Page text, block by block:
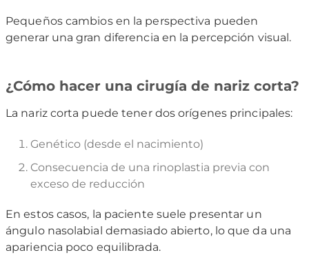
Pequeños cambios en la perspectiva pueden
generar una gran diferencia en la percepción visual.
¿Cómo hacer una cirugía de nariz corta?
La nariz corta puede tener dos orígenes principales:
Genético (desde el nacimiento)
Consecuencia de una rinoplastia previa con
exceso de reducción
En estos casos, la paciente suele presentar un
ángulo nasolabial demasiado abierto, lo que da una
apariencia poco equilibrada.